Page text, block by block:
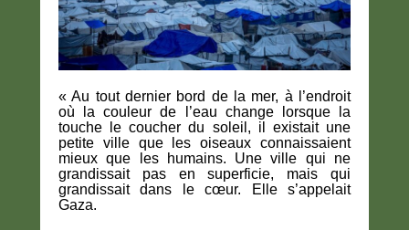
« Au tout dernier bord de la mer, à l’endroit
où la couleur de l’eau change lorsque la
touche le coucher du soleil, il existait une
petite ville que les oiseaux connaissaient
mieux que les humains. Une ville qui ne
grandissait pas en superficie, mais qui
grandissait dans le cœur. Elle s’appelait
Gaza.